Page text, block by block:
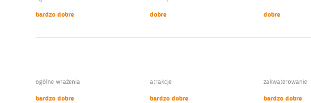
bardzo dobre
dobre
dobre
ogólne wrażenia
bardzo dobre
atrakcje
bardzo dobre
zakwaterowanie
bardzo dobre